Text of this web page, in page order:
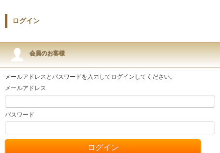
ログイン
会員のお客様
メールアドレスとパスワードを入力してログインしてください。
メールアドレス
パスワード